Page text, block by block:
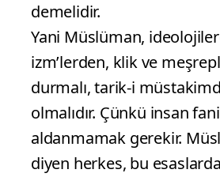
demelidir.
Yani Müslüman,
izm’lerden, klik ve
durmalı, tarik-i
olmalıdır. Çünkü insan
aldanmamak gerekir.
diyen herkes, bu